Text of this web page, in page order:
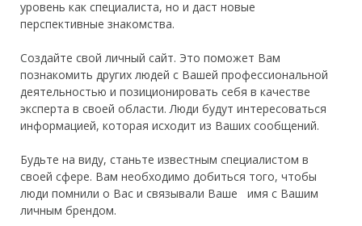
уровень как специалиста, но и даст новые
перспективные знакомства.
Создайте свой личный сайт. Это поможет Вам
познакомить других людей с Вашей профессиональной
деятельностью и позиционировать себя в качестве
эксперта в своей области. Люди будут интересоваться
информацией, которая исходит из Ваших сообщений.
Будьте на виду, станьте известным специалистом в
своей сфере. Вам необходимо добиться того, чтобы
люди помнили о Вас и связывали Ваше имя с Вашим
личным брендом.